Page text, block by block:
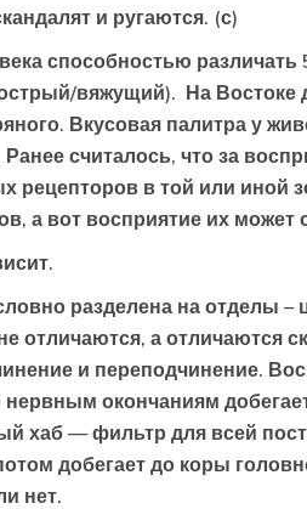
и ругаются. (с)
способностью
вяжущий). На
Вкусовая палитра у
считалось, что за
рецепторов в той или иной
а вот восприятие их может
разделена на отделы
отличаются, а отличаются
и переподчинение.
нервным окончаниям
хаб — фильтр для всей
добегает до коры
нет.